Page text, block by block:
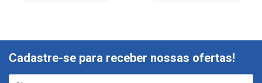
Cadastre-se para receber nossas ofertas!